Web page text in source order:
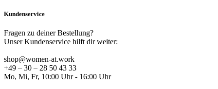
Kundenservice
Fragen zu deiner Bestellung?
Unser Kundenservice hilft dir weiter:
shop@women-at.work
+49 – 30 – 28 50 43 33
Mo, Mi, Fr, 10:00 Uhr - 16:00 Uhr